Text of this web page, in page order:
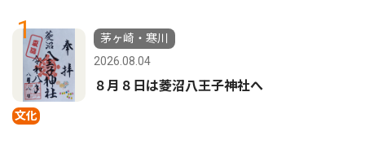
1
文化
茅ヶ崎・寒川
2026.08.04
８月８日は菱沼八王子神社へ